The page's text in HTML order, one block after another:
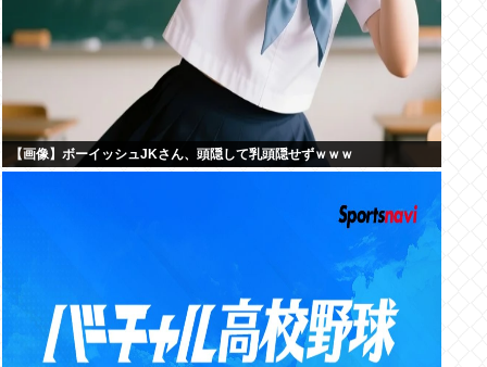
【画像】ボーイッシュJKさん、頭隠して乳頭隠せずｗｗｗ